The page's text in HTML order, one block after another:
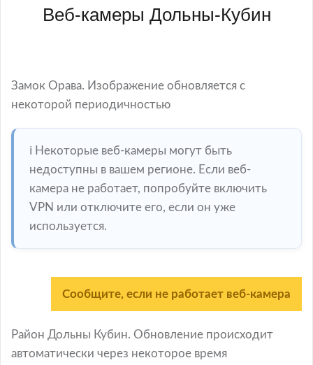
Веб-камеры Дольны-Кубин
Замок Орава. Изображение обновляется с
некоторой периодичностью
ℹ️ Некоторые веб-камеры могут быть
недоступны в вашем регионе. Если веб-
камера не работает, попробуйте включить
VPN или отключите его, если он уже
используется.
Сообщите, если не работает веб-камера
Район Дольны Кубин. Обновление происходит
автоматически через некоторое время